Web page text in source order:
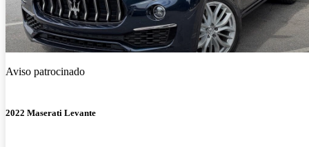
Aviso patrocinado
2022 Maserati Levante